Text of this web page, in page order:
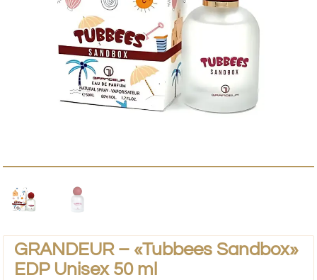
GRANDEUR – «Tubbees Sandbox»
EDP Unisex 50 ml